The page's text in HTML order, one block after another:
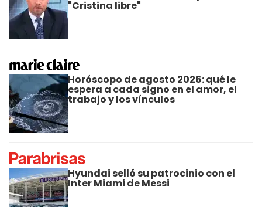
"Cristina libre"
Horóscopo de agosto 2026: qué le
espera a cada signo en el amor, el
trabajo y los vínculos
Hyundai selló su patrocinio con el
Inter Miami de Messi